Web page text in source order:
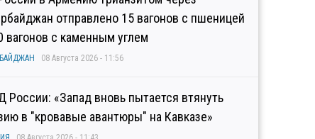
отправлено 15 вагонов с пшеницей
вагонов с каменным углем
08 Августа 2026 - 11:56
России: «Запад вновь пытается втянуть
в "кровавые авантюры" на Кавказе»